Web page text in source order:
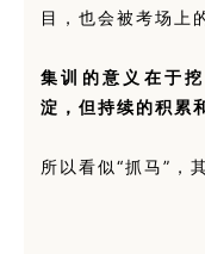
目，也会被考场上
集训的意义在于
淀 ，但持续的积累
所以看似“抓马”，